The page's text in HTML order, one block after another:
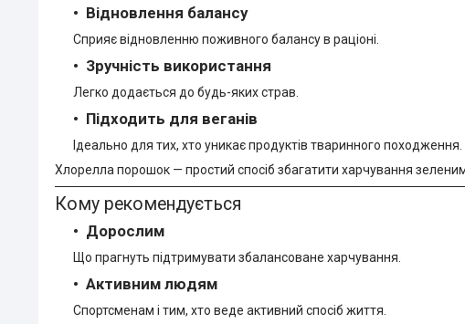
Відновлення балансу
Сприяє відновленню поживного балансу в раціоні.
Зручність використання
Легко додається до будь-яких страв.
Підходить для веганів
Ідеально для тих, хто уникає продуктів тваринного походження.
Хлорелла порошок — простий спосіб збагатити харчування
Кому рекомендується
Дорослим
Що прагнуть підтримувати збалансоване харчування.
Активним людям
Спортсменам і тим, хто веде активний спосіб життя.